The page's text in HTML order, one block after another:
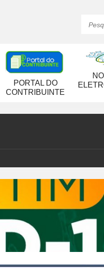
PORTAL DO
CONTRIBUINTE